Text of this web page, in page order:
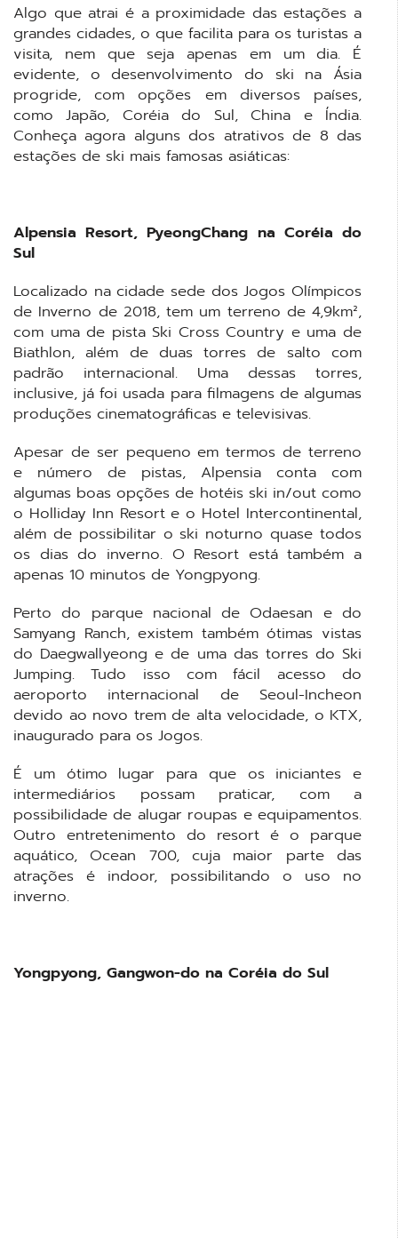
Algo que atrai é a proximidade das estações a
grandes cidades, o que facilita para os turistas a
visita, nem que seja apenas em um dia. É
evidente, o desenvolvimento do ski na Ásia
progride, com opções em diversos países,
como Japão, Coréia do Sul, China e Índia.
Conheça agora alguns dos atrativos de 8 das
estações de ski mais famosas asiáticas:
Alpensia Resort, PyeongChang na Coréia do
Sul
Localizado na cidade sede dos Jogos Olímpicos
de Inverno de 2018, tem um terreno de 4,9km²,
com uma de pista Ski Cross Country e uma de
Biathlon, além de duas torres de salto com
padrão internacional. Uma dessas torres,
inclusive, já foi usada para filmagens de algumas
produções cinematográficas e televisivas.
Apesar de ser pequeno em termos de terreno
e número de pistas, Alpensia conta com
algumas boas opções de hotéis ski in/out como
o Holliday Inn Resort e o Hotel Intercontinental,
além de possibilitar o ski noturno quase todos
os dias do inverno. O Resort está também a
apenas 10 minutos de Yongpyong.
Perto do parque nacional de Odaesan e do
Samyang Ranch, existem também ótimas vistas
do Daegwallyeong e de uma das torres do Ski
Jumping. Tudo isso com fácil acesso do
aeroporto internacional de Seoul-Incheon
devido ao novo trem de alta velocidade, o KTX,
inaugurado para os Jogos.
É um ótimo lugar para que os iniciantes e
intermediários possam praticar, com a
possibilidade de alugar roupas e equipamentos.
Outro entretenimento do resort é o parque
aquático, Ocean 700, cuja maior parte das
atrações é indoor, possibilitando o uso no
inverno.
Yongpyong, Gangwon-do na Coréia do Sul